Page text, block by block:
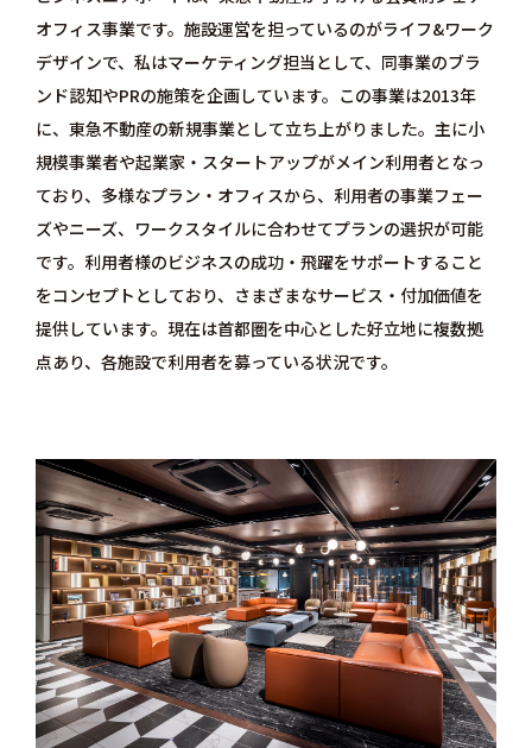
オフィス事業です。施設運営を担っているのがライフ&ワーク
デザインで、私はマーケティング担当として、同事業のブラ
ンド認知やPRの施策を企画しています。この事業は2013年
に、東急不動産の新規事業として立ち上がりました。主に小
規模事業者や起業家・スタートアップがメイン利用者となっ
ており、多様なプラン・オフィスから、利用者の事業フェー
ズやニーズ、ワークスタイルに合わせてプランの選択が可能
です。利用者様のビジネスの成功・飛躍をサポートすること
をコンセプトとしており、さまざまなサービス・付加価値を
提供しています。現在は首都圏を中心とした好立地に複数拠
点あり、各施設で利用者を募っている状況です。